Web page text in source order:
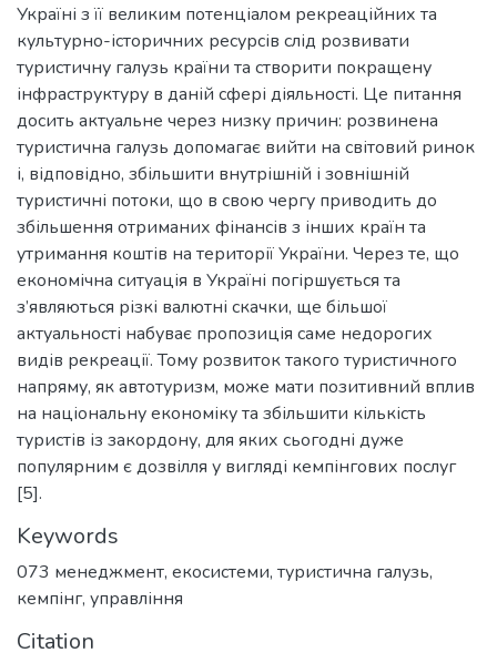
Україні з її великим потенціалом рекреаційних та
культурно-історичних ресурсів слід розвивати
туристичну галузь країни та створити покращену
інфраструктуру в даній сфері діяльності. Це питання
досить актуальне через низку причин: розвинена
туристична галузь допомагає вийти на світовий ринок
і, відповідно, збільшити внутрішній і зовнішній
туристичні потоки, що в свою чергу приводить до
збільшення отриманих фінансів з інших країн та
утримання коштів на території України. Через те, що
економічна ситуація в Україні погіршується та
з’являються різкі валютні скачки, ще більшої
актуальності набуває пропозиція саме недорогих
видів рекреації. Тому розвиток такого туристичного
напряму, як автотуризм, може мати позитивний вплив
на національну економіку та збільшити кількість
туристів із закордону, для яких сьогодні дуже
популярним є дозвілля у вигляді кемпінгових послуг
[5].
Keywords
073 менеджмент, екосистеми, туристична галузь,
кемпінг, управління
Citation